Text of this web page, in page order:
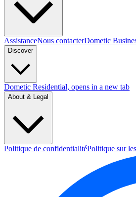
AssistanceNous contacterDometic
Discover
Dometic Residential, opens in a new tab
About & Legal
Politique de confidentialitéPolitique sur